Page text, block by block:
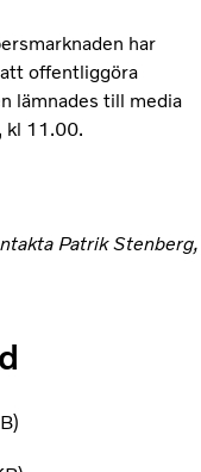
har
offentliggöra
lämnades till media
kl 11.00.
Patrik Stenberg,